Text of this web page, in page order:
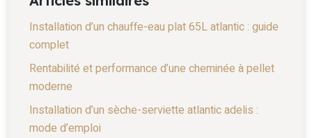
Installation d’un chauffe-eau plat 65L atlantic : guide
complet
Rentabilité et performance d’une cheminée à pellet
moderne
Installation d’un sèche-serviette atlantic adelis :
mode d’emploi